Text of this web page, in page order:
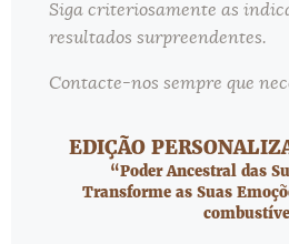
Siga criteriosamente as
resultados surpreendentes.
Contacte-nos sempre que
EDIÇÃO
“Poder Ancestral das
Transforme as Suas